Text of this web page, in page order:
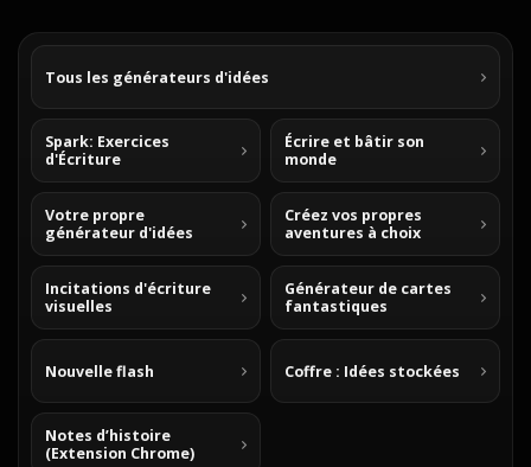
Tous les générateurs d'idées
Spark: Exercices
d'Écriture
Écrire et bâtir son
monde
Votre propre
générateur d'idées
Créez vos propres
aventures à choix
Incitations d'écriture
visuelles
Générateur de cartes
fantastiques
Nouvelle flash Coffre : Idées stockées
Notes d’histoire
(Extension Chrome)